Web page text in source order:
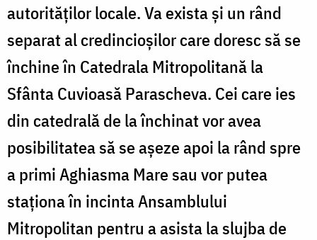
autorităţilor locale. Va exista și un rând
separat al credincioşilor care doresc să se
închine în Catedrala Mitropolitană la
Sfânta Cuvioasă Parascheva. Cei care ies
din catedrală de la închinat vor avea
posibilitatea să se aşeze apoi la rând spre
a primi Aghiasma Mare sau vor putea
staţiona în incinta Ansamblului
Mitropolitan pentru a asista la slujba de